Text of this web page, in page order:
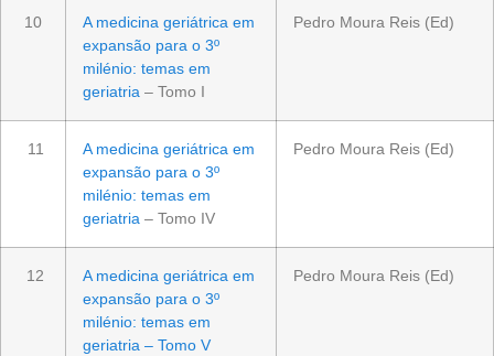
10
A medicina geriátrica em
expansão para o 3º
milénio: temas em
geriatria – Tomo I
Pedro Moura Reis (Ed)
11
A medicina geriátrica em
expansão para o 3º
milénio: temas em
geriatria – Tomo IV
Pedro Moura Reis (Ed)
12
A medicina geriátrica em
expansão para o 3º
milénio: temas em
geriatria – Tomo V
Pedro Moura Reis (Ed)